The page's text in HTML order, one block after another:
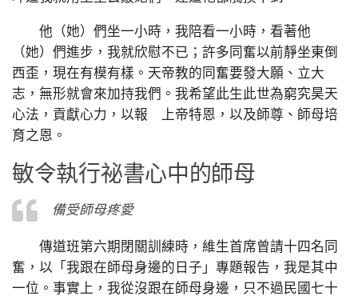
他（她）們坐一小時，我陪看一小時，看著他
（她）們進步，我就欣慰不已；許多同奮以前靜坐東倒
西歪，現在有模有樣。天帝教的同奮要發大願、立大
志，無形就會來加持我們。我希望此生此世為窮究昊天
心法，貢獻心力，以報 上帝特恩，以及師尊、師母培
育之恩。
敏令執行祕書心中的師母
備受師母疼愛
傳道班第六期閉關訓練時，維生首席曾請十四名同
奮，以「我跟在師母身邊的日子」專題報告，我是其中
一位。事實上，我從沒跟在師母身邊，只不過民國七十